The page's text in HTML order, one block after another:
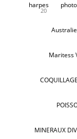
harpes
20
Maritess
MINERAUX